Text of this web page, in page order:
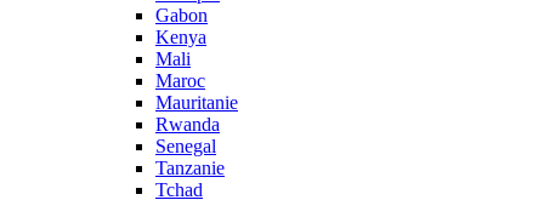
Gabon
Kenya
Mali
Maroc
Mauritanie
Rwanda
Senegal
Tanzanie
Tchad